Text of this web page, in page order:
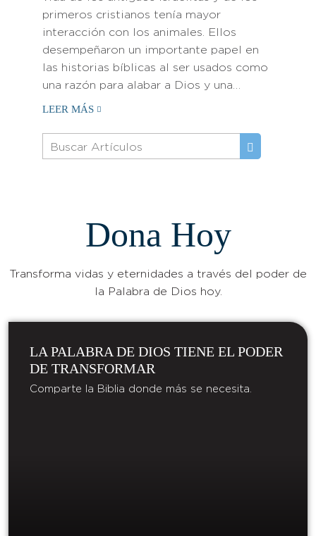
primeros cristianos tenía mayor
interacción con los animales. Ellos
desempeñaron un importante papel en
las historias bíblicas al ser usados como
una razón para alabar a Dios y una…
LEER MÁS
Dona Hoy
Transforma vidas y eternidades a través del poder de
la Palabra de Dios hoy.
LA PALABRA DE DIOS TIENE EL PODER
DE TRANSFORMAR​
Comparte la Biblia donde más se necesita.